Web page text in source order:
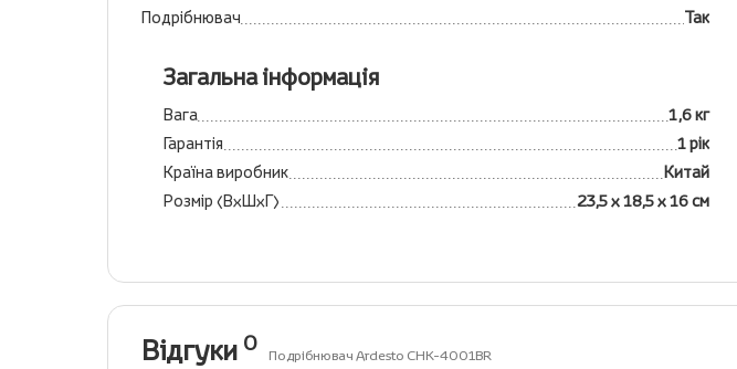
Подрібнювач
Так
Загальна інформація
Вага
1,6 кг
Гарантія
1 рік
Країна виробник
Китай
Розмір (ВхШхГ)
23,5 х 18,5 х 16 см
Відгуки 0 Подрібнювач Ardesto CHK-4001BR